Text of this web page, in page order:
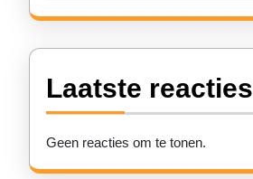
Laatste reacties
Geen reacties om te tonen.